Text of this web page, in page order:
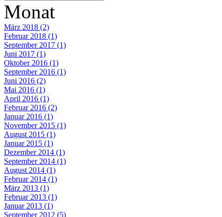
Monat
März 2018 (2)
Februar 2018 (1)
September 2017 (1)
Juni 2017 (1)
Oktober 2016 (1)
September 2016 (1)
Juni 2016 (2)
Mai 2016 (1)
April 2016 (1)
Februar 2016 (2)
Januar 2016 (1)
November 2015 (1)
August 2015 (1)
Januar 2015 (1)
Dezember 2014 (1)
September 2014 (1)
August 2014 (1)
Februar 2014 (1)
März 2013 (1)
Februar 2013 (1)
Januar 2013 (1)
September 2012 (5)